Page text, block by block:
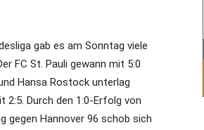
für
gab es am Sonntag viele
FC St. Pauli gewann mit 5:0
Hansa Rostock unterlag
2:5. Durch den 1:0-Erfolg von
gegen Hannover 96 schob sich